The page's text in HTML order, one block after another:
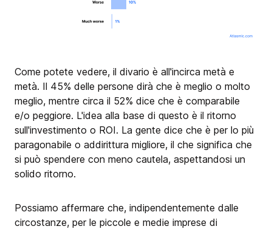
Come potete vedere, il divario è all'incirca metà e
metà. Il 45% delle persone dirà che è meglio o molto
meglio, mentre circa il 52% dice che è comparabile
e/o peggiore. L'idea alla base di questo è il ritorno
sull'investimento o ROI. La gente dice che è per lo più
paragonabile o addirittura migliore, il che significa che
si può spendere con meno cautela, aspettandosi un
solido ritorno.
Possiamo affermare che, indipendentemente dalle
circostanze, per le piccole e medie imprese di